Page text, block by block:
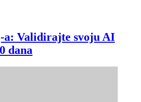
a: Validirajte svoju AI
dana